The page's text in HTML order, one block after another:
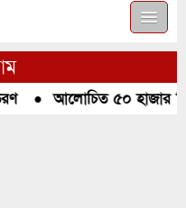
●আলোচিত ৫০ হাজার